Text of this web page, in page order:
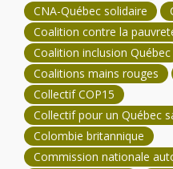
CNA-Québec solidaire
Coalition contre la
Coalition inclusion Québec
Coalitions mains rouges
Collectif COP15
Collectif pour un Québec
Colombie britannique
Commission nationale